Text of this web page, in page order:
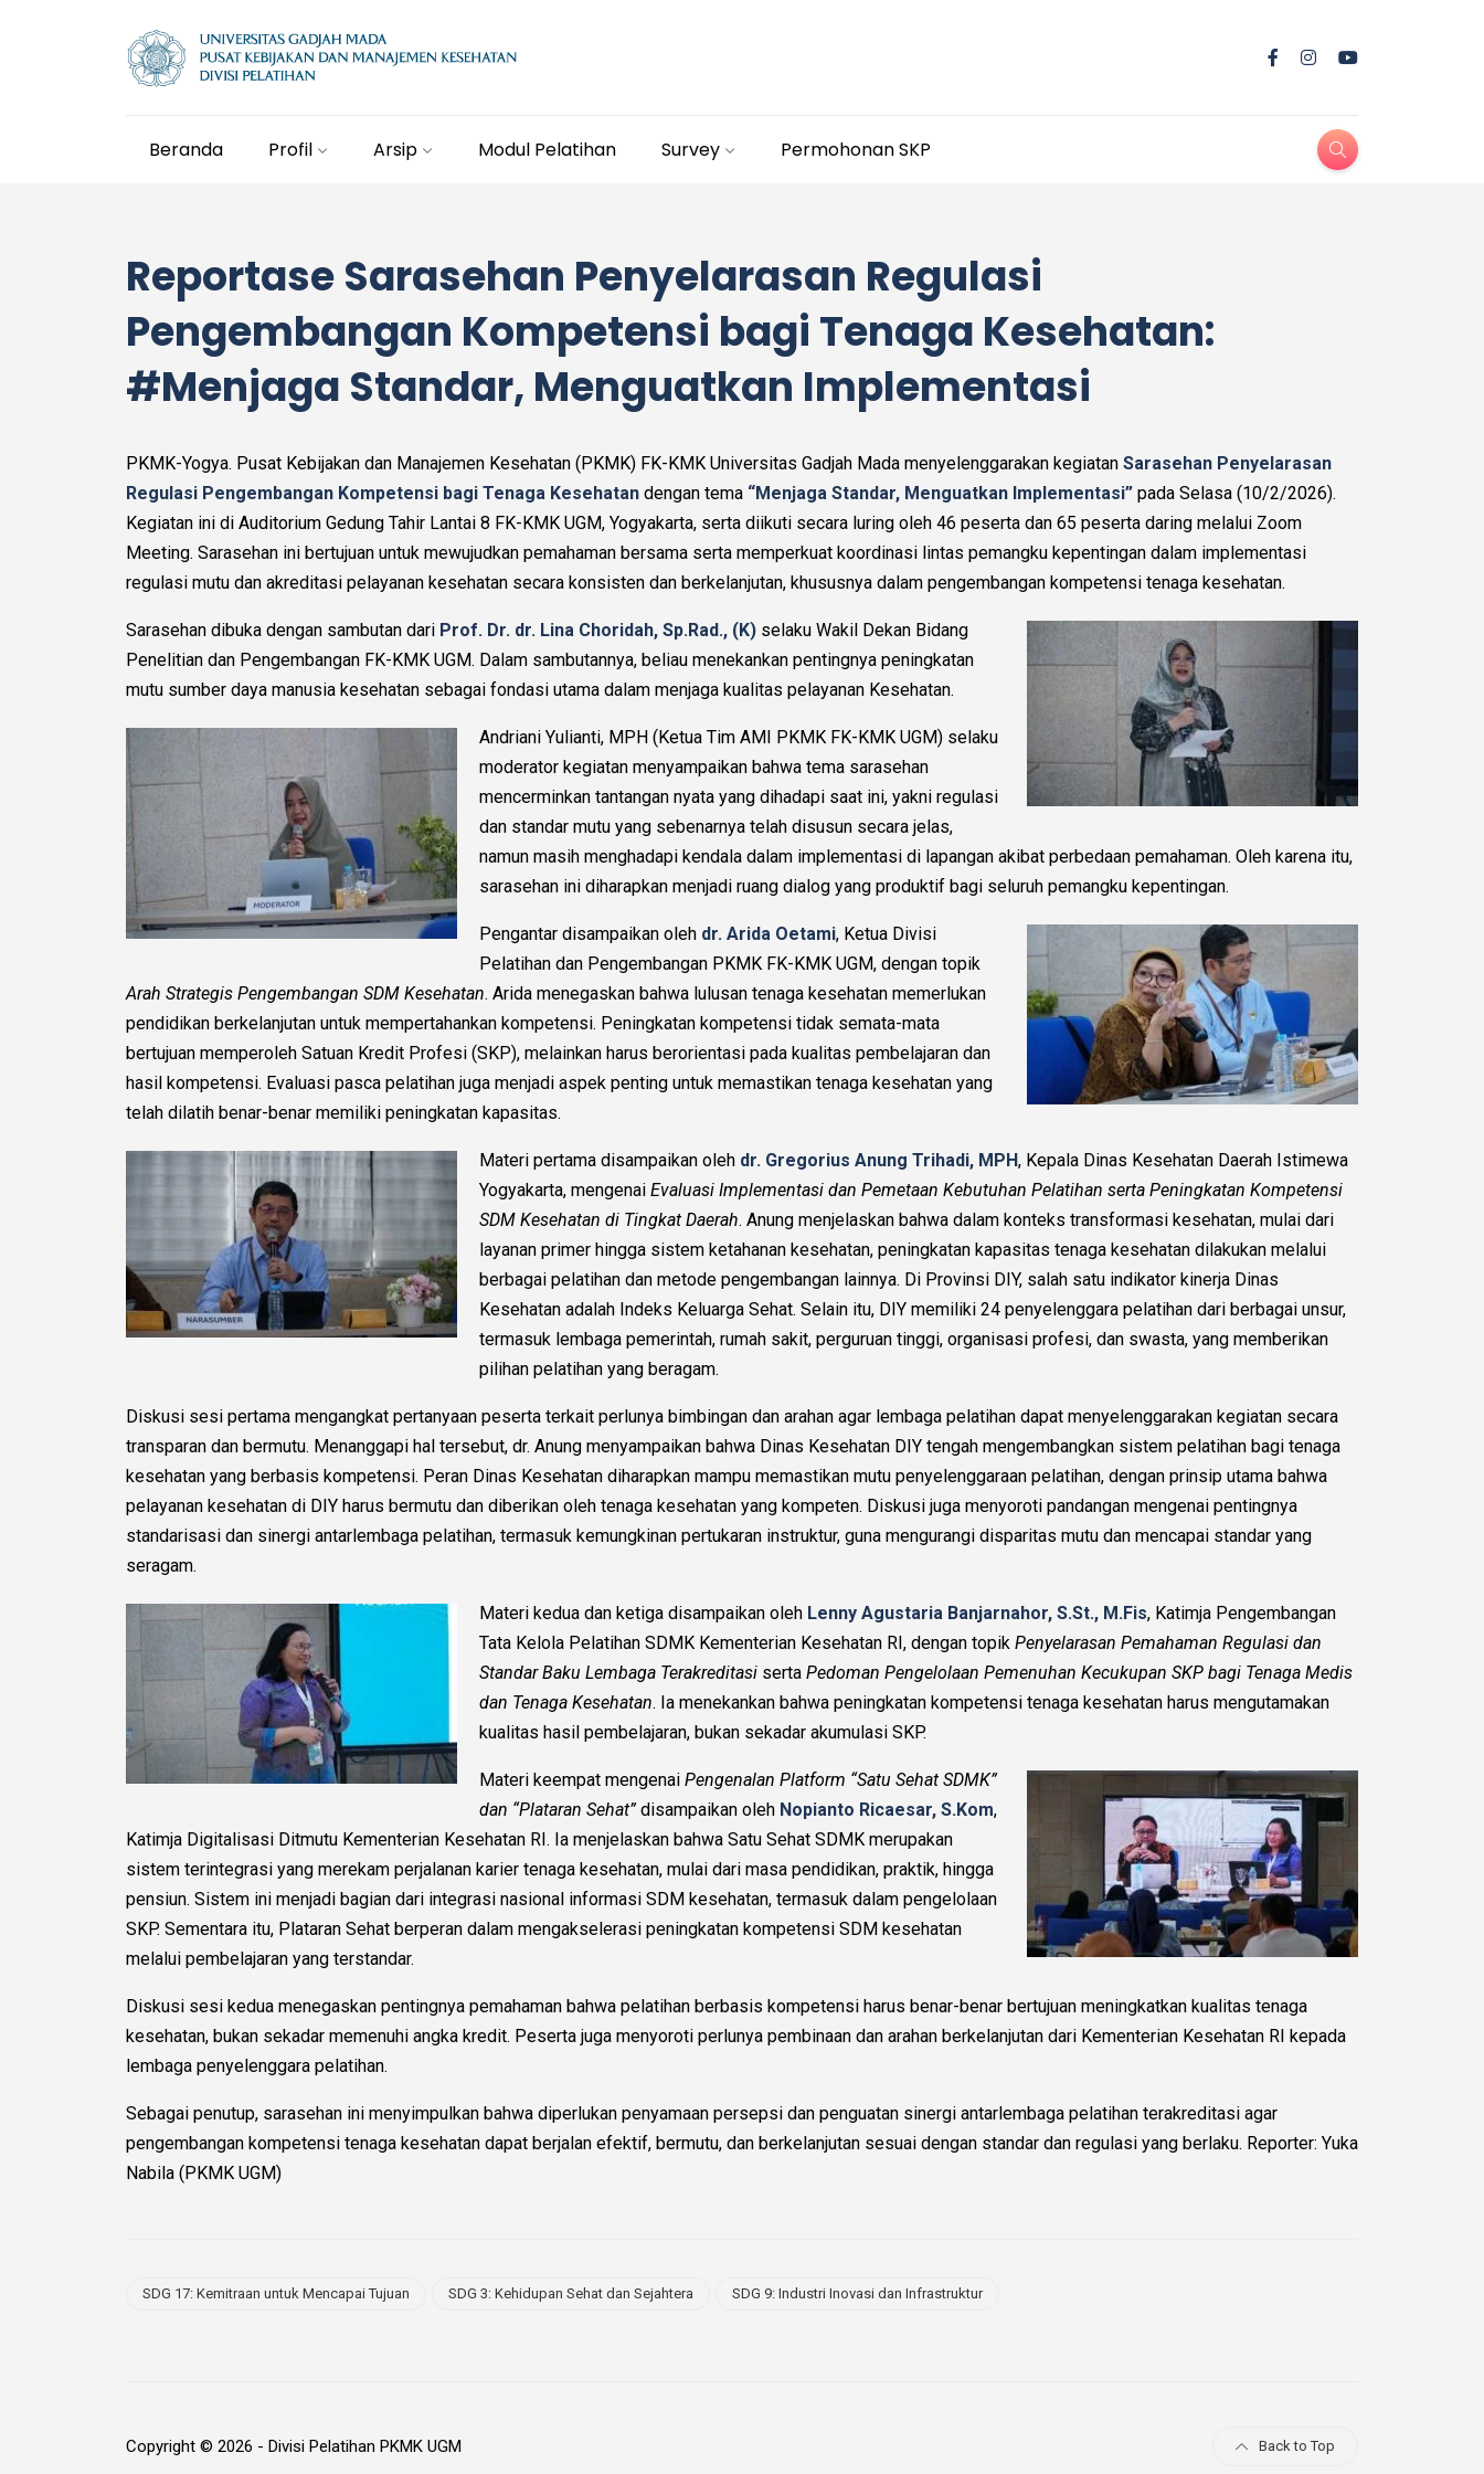
Beranda Profil Arsip Modul Pelatihan Survey Permohonan SKP
Reportase Sarasehan Penyelarasan Regulasi
Pengembangan Kompetensi bagi Tenaga Kesehatan:
#Menjaga Standar, Menguatkan Implementasi
PKMK-Yogya. Pusat Kebijakan dan Manajemen Kesehatan (PKMK) FK-KMK Universitas Gadjah Mada menyelenggarakan kegiatan Sarasehan Penyelarasan
Regulasi Pengembangan Kompetensi bagi Tenaga Kesehatan dengan tema “Menjaga Standar, Menguatkan Implementasi” pada Selasa (10/2/2026).
Kegiatan ini di Auditorium Gedung Tahir Lantai 8 FK-KMK UGM, Yogyakarta, serta diikuti secara luring oleh 46 peserta dan 65 peserta daring melalui Zoom
Meeting. Sarasehan ini bertujuan untuk mewujudkan pemahaman bersama serta memperkuat koordinasi lintas pemangku kepentingan dalam implementasi
regulasi mutu dan akreditasi pelayanan kesehatan secara konsisten dan berkelanjutan, khususnya dalam pengembangan kompetensi tenaga kesehatan.
Sarasehan dibuka dengan sambutan dari Prof. Dr. dr. Lina Choridah, Sp.Rad., (K) selaku Wakil Dekan Bidang
Penelitian dan Pengembangan FK-KMK UGM. Dalam sambutannya, beliau menekankan pentingnya peningkatan
mutu sumber daya manusia kesehatan sebagai fondasi utama dalam menjaga kualitas pelayanan Kesehatan.
Andriani Yulianti, MPH (Ketua Tim AMI PKMK FK-KMK UGM) selaku
moderator kegiatan menyampaikan bahwa tema sarasehan
mencerminkan tantangan nyata yang dihadapi saat ini, yakni regulasi
dan standar mutu yang sebenarnya telah disusun secara jelas,
namun masih menghadapi kendala dalam implementasi di lapangan akibat perbedaan pemahaman. Oleh karena itu,
sarasehan ini diharapkan menjadi ruang dialog yang produktif bagi seluruh pemangku kepentingan.
Pengantar disampaikan oleh dr. Arida Oetami, Ketua Divisi
Pelatihan dan Pengembangan PKMK FK-KMK UGM, dengan topik
Arah Strategis Pengembangan SDM Kesehatan. Arida menegaskan bahwa lulusan tenaga kesehatan memerlukan
pendidikan berkelanjutan untuk mempertahankan kompetensi. Peningkatan kompetensi tidak semata-mata
bertujuan memperoleh Satuan Kredit Profesi (SKP), melainkan harus berorientasi pada kualitas pembelajaran dan
hasil kompetensi. Evaluasi pasca pelatihan juga menjadi aspek penting untuk memastikan tenaga kesehatan yang
telah dilatih benar-benar memiliki peningkatan kapasitas.
Materi pertama disampaikan oleh dr. Gregorius Anung Trihadi, MPH, Kepala Dinas Kesehatan Daerah Istimewa
Yogyakarta, mengenai Evaluasi Implementasi dan Pemetaan Kebutuhan Pelatihan serta Peningkatan Kompetensi
SDM Kesehatan di Tingkat Daerah. Anung menjelaskan bahwa dalam konteks transformasi kesehatan, mulai dari
layanan primer hingga sistem ketahanan kesehatan, peningkatan kapasitas tenaga kesehatan dilakukan melalui
berbagai pelatihan dan metode pengembangan lainnya. Di Provinsi DIY, salah satu indikator kinerja Dinas
Kesehatan adalah Indeks Keluarga Sehat. Selain itu, DIY memiliki 24 penyelenggara pelatihan dari berbagai unsur,
termasuk lembaga pemerintah, rumah sakit, perguruan tinggi, organisasi profesi, dan swasta, yang memberikan
pilihan pelatihan yang beragam.
Diskusi sesi pertama mengangkat pertanyaan peserta terkait perlunya bimbingan dan arahan agar lembaga pelatihan dapat menyelenggarakan kegiatan secara
transparan dan bermutu. Menanggapi hal tersebut, dr. Anung menyampaikan bahwa Dinas Kesehatan DIY tengah mengembangkan sistem pelatihan bagi tenaga
kesehatan yang berbasis kompetensi. Peran Dinas Kesehatan diharapkan mampu memastikan mutu penyelenggaraan pelatihan, dengan prinsip utama bahwa
pelayanan kesehatan di DIY harus bermutu dan diberikan oleh tenaga kesehatan yang kompeten. Diskusi juga menyoroti pandangan mengenai pentingnya
standarisasi dan sinergi antarlembaga pelatihan, termasuk kemungkinan pertukaran instruktur, guna mengurangi disparitas mutu dan mencapai standar yang
seragam.
Materi kedua dan ketiga disampaikan oleh Lenny Agustaria Banjarnahor, S.St., M.Fis, Katimja Pengembangan
Tata Kelola Pelatihan SDMK Kementerian Kesehatan RI, dengan topik Penyelarasan Pemahaman Regulasi dan
Standar Baku Lembaga Terakreditasi serta Pedoman Pengelolaan Pemenuhan Kecukupan SKP bagi Tenaga Medis
dan Tenaga Kesehatan. Ia menekankan bahwa peningkatan kompetensi tenaga kesehatan harus mengutamakan
kualitas hasil pembelajaran, bukan sekadar akumulasi SKP.
Materi keempat mengenai Pengenalan Platform “Satu Sehat SDMK”
dan “Plataran Sehat” disampaikan oleh Nopianto Ricaesar, S.Kom,
Katimja Digitalisasi Ditmutu Kementerian Kesehatan RI. Ia menjelaskan bahwa Satu Sehat SDMK merupakan
sistem terintegrasi yang merekam perjalanan karier tenaga kesehatan, mulai dari masa pendidikan, praktik, hingga
pensiun. Sistem ini menjadi bagian dari integrasi nasional informasi SDM kesehatan, termasuk dalam pengelolaan
SKP. Sementara itu, Plataran Sehat berperan dalam mengakselerasi peningkatan kompetensi SDM kesehatan
melalui pembelajaran yang terstandar.
Diskusi sesi kedua menegaskan pentingnya pemahaman bahwa pelatihan berbasis kompetensi harus benar-benar bertujuan meningkatkan kualitas tenaga
kesehatan, bukan sekadar memenuhi angka kredit. Peserta juga menyoroti perlunya pembinaan dan arahan berkelanjutan dari Kementerian Kesehatan RI kepada
lembaga penyelenggara pelatihan.
Sebagai penutup, sarasehan ini menyimpulkan bahwa diperlukan penyamaan persepsi dan penguatan sinergi antarlembaga pelatihan terakreditasi agar
pengembangan kompetensi tenaga kesehatan dapat berjalan efektif, bermutu, dan berkelanjutan sesuai dengan standar dan regulasi yang berlaku. Reporter: Yuka
Nabila (PKMK UGM)
SDG 17: Kemitraan untuk Mencapai Tujuan SDG 3: Kehidupan Sehat dan Sejahtera SDG 9: Industri Inovasi dan Infrastruktur
Copyright © 2026 - Divisi Pelatihan PKMK UGM Back to Top